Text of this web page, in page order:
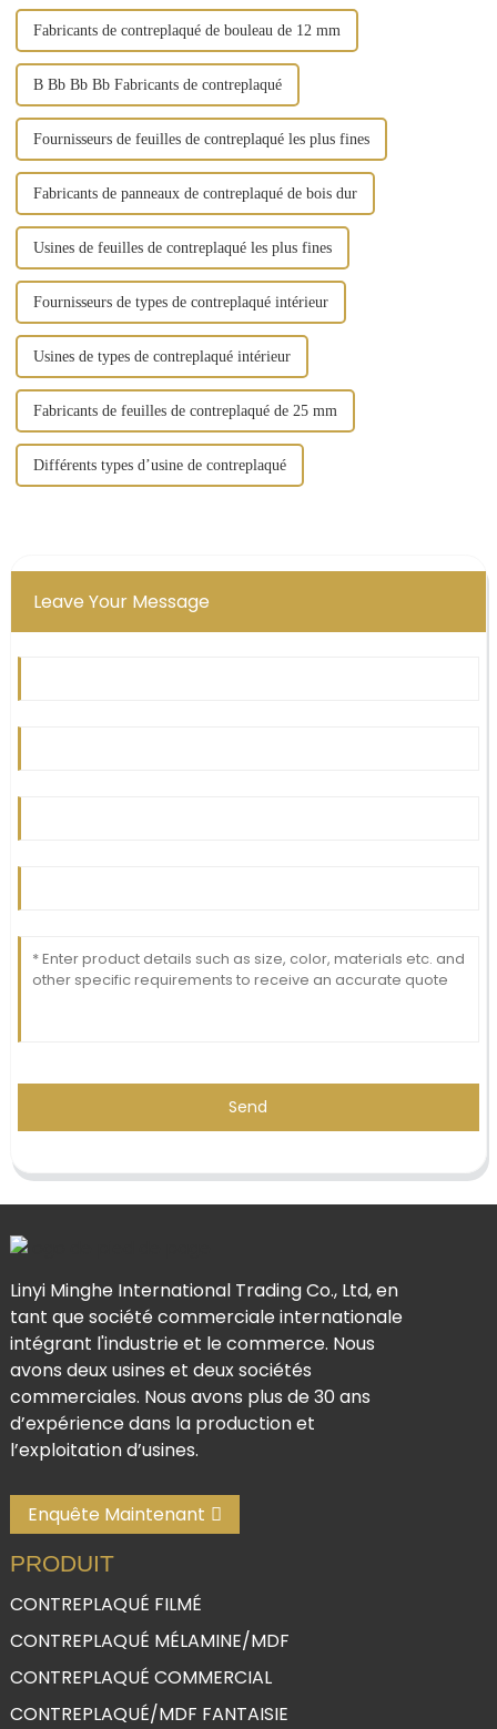
Fabricants de contreplaqué de bouleau de 12 mm
B Bb Bb Bb Fabricants de contreplaqué
Fournisseurs de feuilles de contreplaqué les plus fines
Fabricants de panneaux de contreplaqué de bois dur
Usines de feuilles de contreplaqué les plus fines
Fournisseurs de types de contreplaqué intérieur
Usines de types de contreplaqué intérieur
Fabricants de feuilles de contreplaqué de 25 mm
Différents types d’usine de contreplaqué
Leave Your Message
Send
Linyi Minghe International Trading Co., Ltd, en
tant que société commerciale internationale
intégrant l'industrie et le commerce. Nous
avons deux usines et deux sociétés
commerciales. Nous avons plus de 30 ans
d’expérience dans la production et
l’exploitation d’usines.
Enquête Maintenant
PRODUIT
CONTREPLAQUÉ FILMÉ
CONTREPLAQUÉ MÉLAMINE/MDF
CONTREPLAQUÉ COMMERCIAL
CONTREPLAQUÉ/MDF FANTAISIE